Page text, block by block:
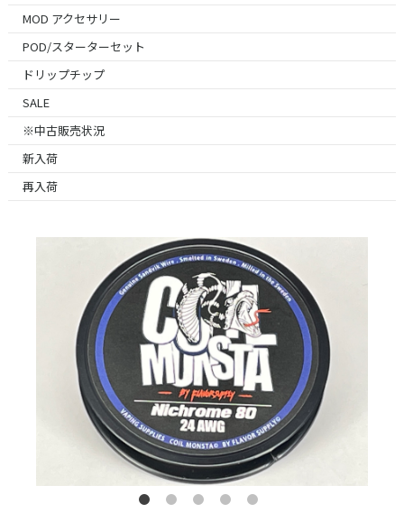
MOD アクセサリー
POD/スターターセット
ドリップチップ
SALE
※中古販売状況
新入荷
再入荷